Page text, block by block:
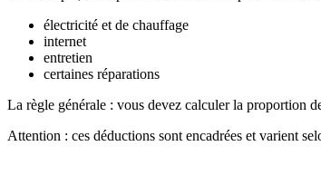
électricité et de chauffage
internet
entretien
certaines réparations
La règle générale : vous devez calculer la proportion
Attention : ces déductions sont encadrées et varient